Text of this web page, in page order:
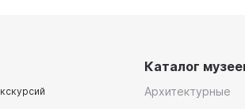
Каталог
Архитектурные